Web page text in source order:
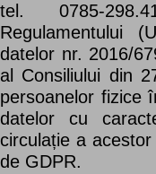
tel. 0785-
Regulamentului
datelor nr. 2016/
al Consiliului din
persoanelor fizice
datelor cu
circulație a
de GDPR.